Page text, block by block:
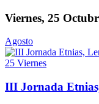
Viernes, 25
Agosto
25 Viernes
III Jornada